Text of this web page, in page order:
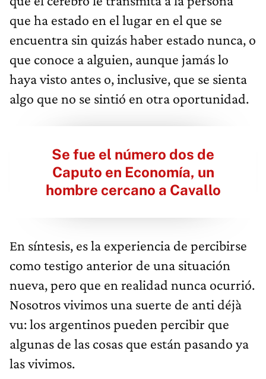
que ha estado en el lugar en el que se
encuentra sin quizás haber estado nunca, o
que conoce a alguien, aunque jamás lo
haya visto antes o, inclusive, que se sienta
algo que no se sintió en otra oportunidad.
Se fue el número dos de
Caputo en Economía, un
hombre cercano a Cavallo
En síntesis, es la experiencia de percibirse
como testigo anterior de una situación
nueva, pero que en realidad nunca ocurrió.
Nosotros vivimos una suerte de anti déjà
vu: los argentinos pueden percibir que
algunas de las cosas que están pasando ya
las vivimos.